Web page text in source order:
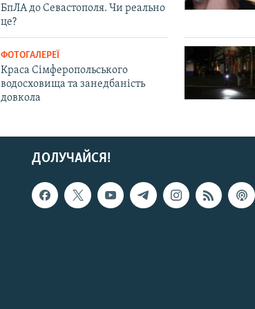
БпЛА до Севастополя. Чи реально
це?
ФОТОГАЛЕРЕЇ
Краса Сімферопольського
водосховища та занедбаність
довкола
ДОЛУЧАЙСЯ!